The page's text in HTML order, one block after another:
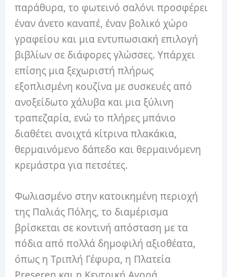
παράθυρα, το φωτεινό σαλόνι προσφέρει
έναν άνετο καναπέ, έναν βολικό χώρο
γραφείου και μια εντυπωσιακή επιλογή
βιβλίων σε διάφορες γλώσσες. Υπάρχει
επίσης μια ξεχωριστή πλήρως
εξοπλισμένη κουζίνα με συσκευές από
ανοξείδωτο χάλυβα και μια ξύλινη
τραπεζαρία, ενώ το πλήρες μπάνιο
διαθέτει ανοιχτά κίτρινα πλακάκια,
θερμαινόμενο δάπεδο και θερμαινόμενη
κρεμάστρα για πετσέτες.
Φωλιασμένο στην κατοικημένη περιοχή
της Παλιάς Πόλης, το διαμέρισμα
βρίσκεται σε κοντινή απόσταση με τα
πόδια από πολλά δημοφιλή αξιοθέατα,
όπως η Τριπλή Γέφυρα, η Πλατεία